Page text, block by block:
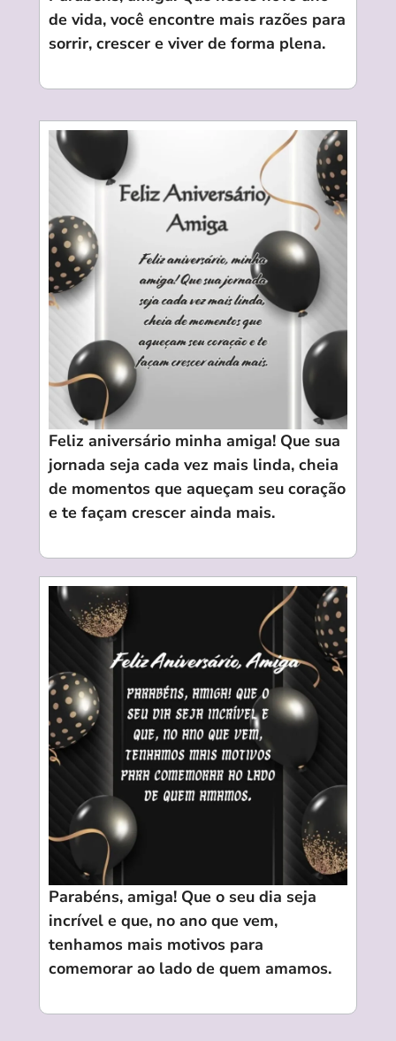
de vida, você encontre mais razões para
sorrir, crescer e viver de forma plena.
Feliz aniversário minha amiga! Que sua
jornada seja cada vez mais linda, cheia
de momentos que aqueçam seu coração
e te façam crescer ainda mais.
Parabéns, amiga! Que o seu dia seja
incrível e que, no ano que vem,
tenhamos mais motivos para
comemorar ao lado de quem amamos.